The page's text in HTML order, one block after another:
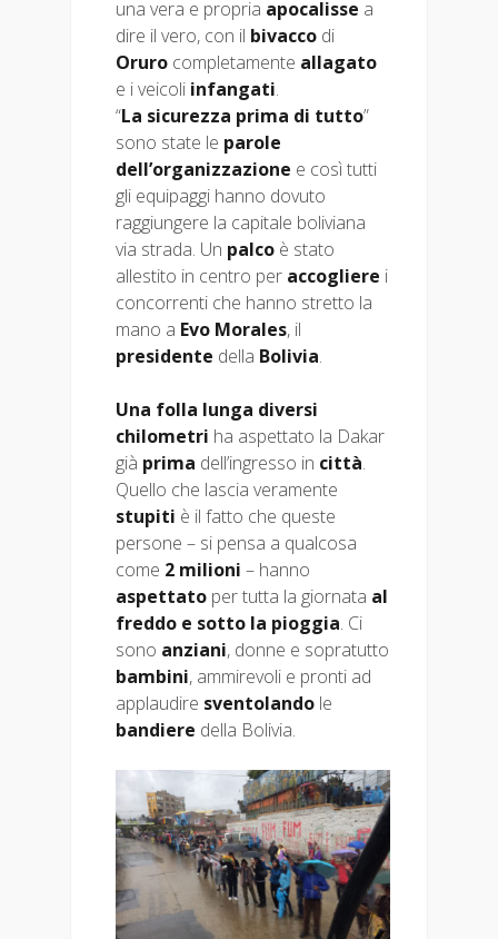
una vera e propria apocalisse a
dire il vero, con il bivacco di
Oruro completamente allagato
e i veicoli infangati.
“La sicurezza prima di tutto”
sono state le parole
dell’organizzazione e così tutti
gli equipaggi hanno dovuto
raggiungere la capitale boliviana
via strada. Un palco è stato
allestito in centro per accogliere i
concorrenti che hanno stretto la
mano a Evo Morales, il
presidente della Bolivia.
Una folla lunga diversi
chilometri ha aspettato la Dakar
già prima dell’ingresso in città.
Quello che lascia veramente
stupiti è il fatto che queste
persone – si pensa a qualcosa
come 2 milioni – hanno
aspettato per tutta la giornata al
freddo e sotto la pioggia. Ci
sono anziani, donne e sopratutto
bambini, ammirevoli e pronti ad
applaudire sventolando le
bandiere della Bolivia.